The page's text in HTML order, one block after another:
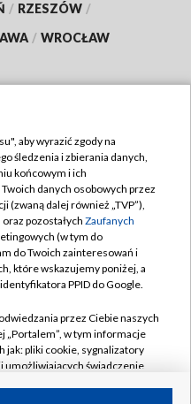
/ RZESZÓW /
/ WROCŁAW
TVP
aby wyrazić zgody na
śledzenia i zbierania danych,
końcowym i ich
danych osobowych przez
(zwaną dalej również „TVP”),
oraz pozostałych Zaufanych
(w tym do
do Twoich zainteresowań i
które wskazujemy poniżej, a
PPID do Google.
przez Ciebie naszych
„Portalem”, w tym informacje
jak: pliki cookie, sygnalizatory
umożliwiających świadczenie